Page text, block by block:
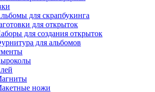
для скрапбукинга
для открыток
для создания открыток
для альбомов
ножи